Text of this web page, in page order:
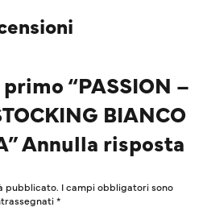
“PASSION –
BIANCO
Annulla risposta
pubblicato. I campi obbligatori sono
*